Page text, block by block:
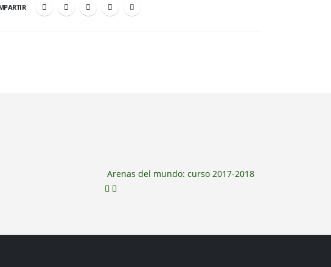
Arenas del mundo: curso 2017-2018